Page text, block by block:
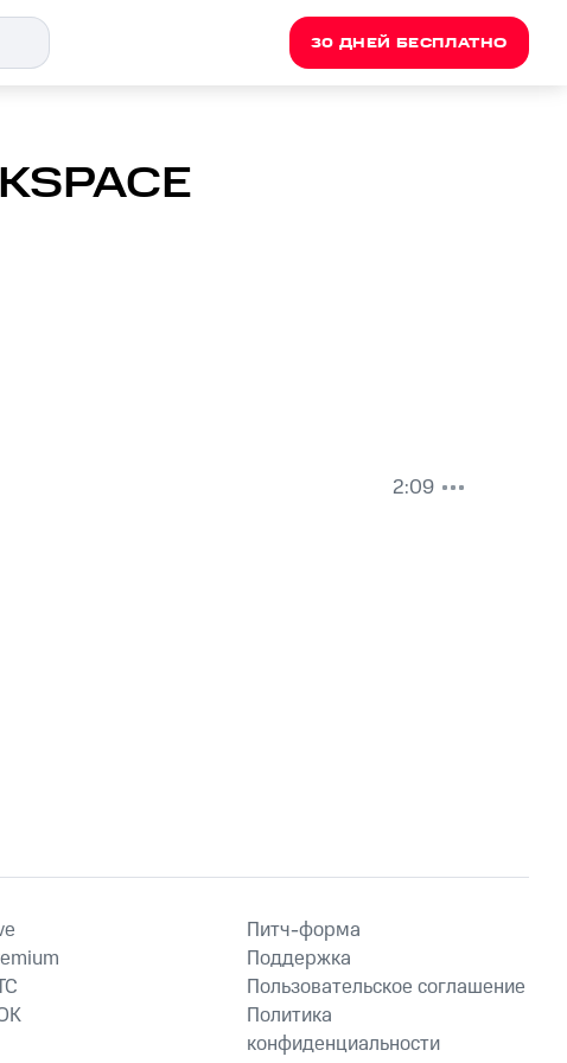
30 ДНЕЙ БЕСПЛАТНО
2:09
Питч-форма
Поддержка
Пользовательское соглашение
Политика
конфиденциальности